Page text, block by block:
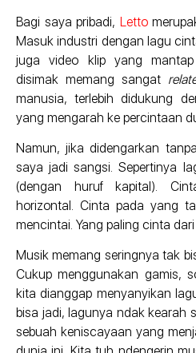
Bagi saya pribadi, Letto
Masuk industri dengan lagu
juga video klip yang
disimak memang sangat
manusia, terlebih didukung
yang mengarah ke percintaan
Namun, jika didengarkan
saya jadi sangsi. Sepertinya
(dengan huruf kapital).
horizontal. Cinta pada yang
mencintai. Yang paling cinta
Musik memang seringnya tak
Cukup menggunakan gamis,
kita dianggap menyanyikan
bisa jadi, lagunya ndak kearah
sebuah keniscayaan yang